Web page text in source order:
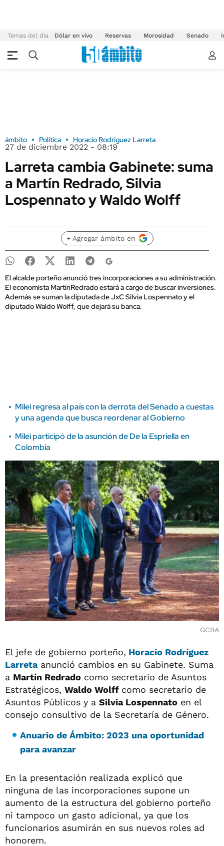
Temas del día Dólar en vivo Reservas Morosidad Senado
ámbito Política Horacio Rodríguez Larreta
27 de diciembre 2022 - 08:19
Larreta cambia Gabinete: suma
a Martín Redrado, Silvia
Lospennato y Waldo Wolff
+ Agregar ámbito en
El alcalde porteño anunció tres incorporaciones a su administración.
El economista MartínRedrado estará a cargo de buscar inversiones.
Además se suman la diputada de JxC Silvia Lospennato y el
diputado Waldo Wolff, que dejará su banca.
Milei regresa al país con la derrota del Senado a cuestas
y una agenda que busca reordenar al Gobierno
Milei participó de la asunción de De la Espriella en
Colombia
GCBA
El jefe de gobierno porteño, Horacio Rodríguez
Larretaanunció cambios en su Gabinete. Suma
a Martín Redrado como secretario de Asuntos
Estratégicos, Waldo Wolff como secretario de
Asuntos Públicos y a Silvia Lospennato en el
consejo consultivo de la Secretaría de Género.
Anuario de Ámbito: 2023 una oportunidad
para avanzar
En la presentación realizada explicó que
ninguna de las incorporaciones supone un
aumento de la estructura del gobierno porteño
ni tampoco un gasto adicional, ya que los
funcionarios asumirán en sus nuevos roles ad
honorem.